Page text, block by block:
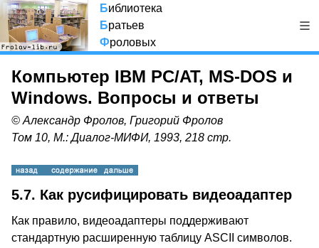
Библиотека
Братьев
Фроловых
Компьютер IBM PC/AT, MS-DOS и
Windows. Вопросы и ответы
© Александр Фролов, Григорий Фролов
Том 10, М.: Диалог-МИФИ, 1993, 218 стр.
5.7. Как русифицировать видеоадаптер
Как правило, видеоадаптеры поддерживают
стандартную расширенную таблицу ASCII символов.